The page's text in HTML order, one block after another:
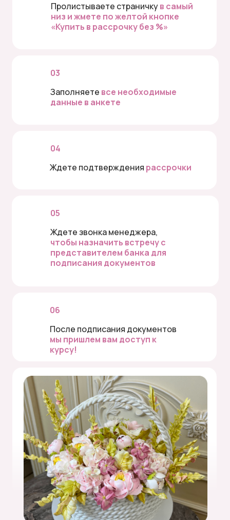
Заполняете все необходимые
данные в анкете
Ждете подтверждения рассрочки
Ждете звонка менеджера,
чтобы назначить встречу с
представителем банка для
подписания документов
После подписания документов
мы пришлем вам доступ к
курсу!
Пролистываете страничкув самый
низ и жмете по желтой кнопке
«Купить в рассрочку без %»
03
04
05
06